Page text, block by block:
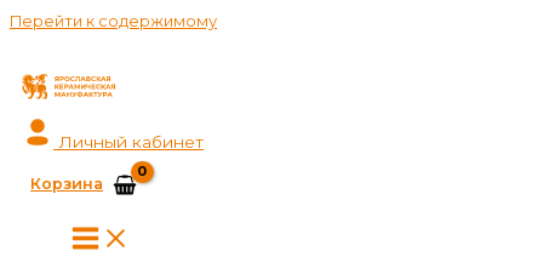
Перейти к содержимому
Личный кабинет
Корзина